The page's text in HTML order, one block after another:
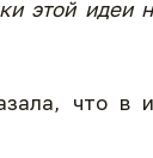
этой идеи
что в